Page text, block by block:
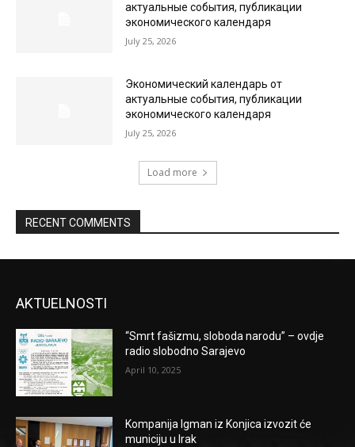
актуальные события, публикации
экономического календаря
July 25, 2026
Экономический календарь от
актуальные события, публикации
экономического календаря
July 25, 2026
Load more
RECENT COMMENTS
AKTUELNOSTI
“Smrt fašizmu, sloboda narodu” – ovdje
radio slobodno Sarajevo
April 10, 2025
Kompanija Igman iz Konjica izvozit će
municiju u Irak